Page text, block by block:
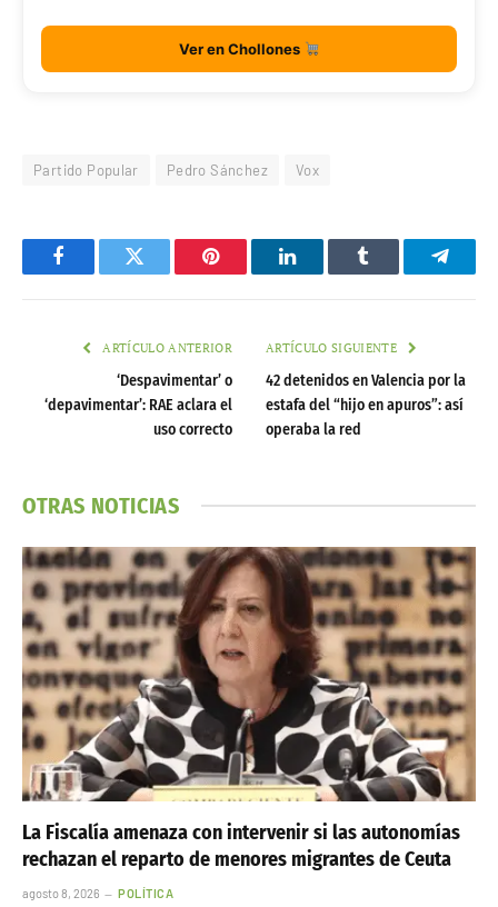
Ver en Chollones
Partido Popular Pedro Sánchez Vox
FacebookTwitter Pinterest LinkedInTumblr
ARTÍCULO ANTERIOR
‘Despavimentar’ o
‘depavimentar’: RAE aclara el
uso correcto
ARTÍCULO SIGUIENTE
42 detenidos en Valencia por la
estafa del “hijo en apuros”: así
operaba la red
OTRAS NOTICIAS
La Fiscalía amenaza con intervenir si las autonomías
rechazan el reparto de menores migrantes de Ceuta
agosto 8, 2026 POLÍTICA